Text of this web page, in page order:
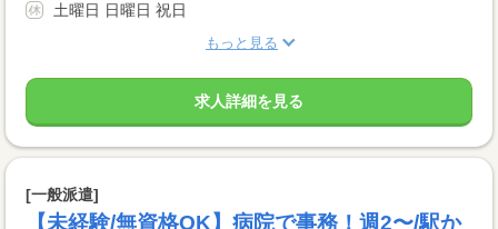
土曜日 日曜日 祝日
もっと見る
求人詳細を見る
[一般派遣]
【未経験/無資格OK】病院で事務！週2〜/駅か